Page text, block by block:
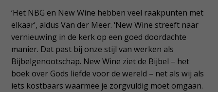
‘Het NBG en New Wine hebben veel raakpunten met
elkaar’, aldus Van der Meer. ‘New Wine streeft naar
vernieuwing in de kerk op een goed doordachte
manier. Dat past bij onze stijl van werken als
Bijbelgenootschap. New Wine ziet de Bijbel – het
boek over Gods liefde voor de wereld – net als wij als
iets kostbaars waarmee je zorgvuldig moet omgaan.